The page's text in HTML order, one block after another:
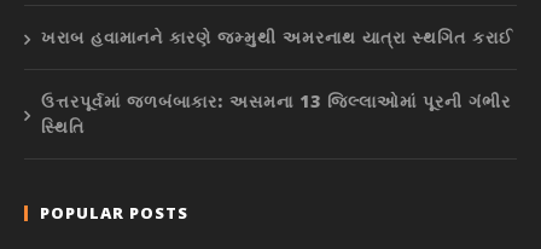
ખરાબ હવામાનને કારણે જમ્મુથી અમરનાથ યાત્રા સ્થગિત કરાઈ
ઉત્તરપૂર્વમાં જળબંબાકાર: અસમના 13 જિલ્લાઓમાં પૂરની ગંભીર
સ્થિતિ
POPULAR POSTS